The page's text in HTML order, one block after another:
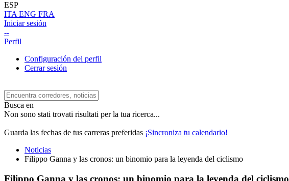
ESP
ITA ENG FRA
Iniciar sesión
--
Perfil
Configuración del perfil
Cerrar sesión
Busca en
Non sono stati trovati risultati per la tua ricerca...
Guarda las fechas de tus carreras preferidas ¡Sincroniza tu calendario!
Noticias
Filippo Ganna y las cronos: un binomio para la leyenda del ciclismo
Filippo Ganna y las cronos: un binomio para la leyenda del ciclismo